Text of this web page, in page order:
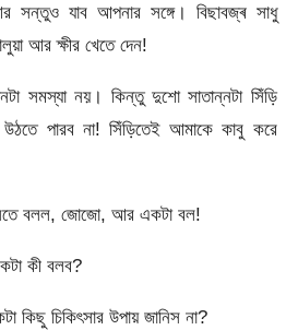
যাব আপনার সঙ্গে। বিছাবজ্ৰ সাধু
আর ক্ষীর খেতে দেন!
সমস্যা নয়। কিন্তু দুশো সাতান্নটা সিঁড়ি
পারব না! সিঁড়িতেই আমাকে কাবু করে
বলল, জোজো, আর একটা বল!
কী বলব?
চিকিৎসার উপায় জানিস না?